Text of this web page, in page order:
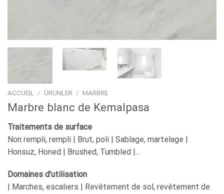
ACCUEIL / ÜRÜNLER / MARBRE
Marbre blanc de Kemalpasa
Traitements de surface
Non rempli, rempli | Brut, poli | Sablage, martelage |
Honsuz, Honed | Brushed, Tumbled |…
Domaines d’utilisation
| Marches, escaliers | Revêtement de sol, revêtement de